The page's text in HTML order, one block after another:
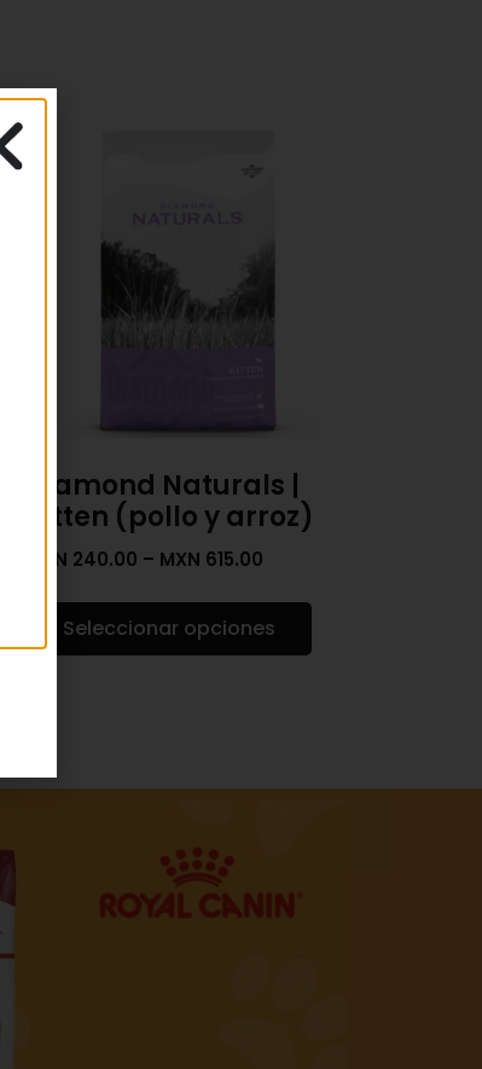
Diamond Naturals |
Kitten (pollo y arroz)
MXN 240.00 – MXN 615.00
Seleccionar opciones